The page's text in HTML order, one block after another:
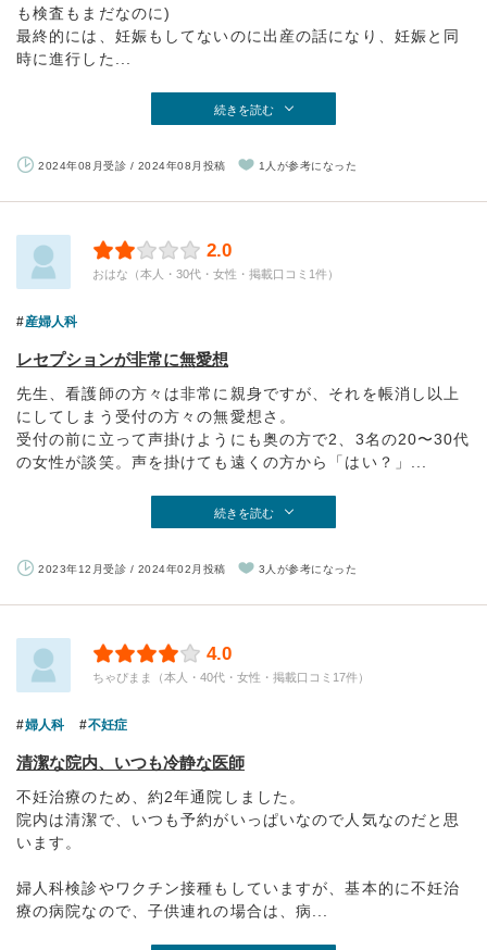
も検査もまだなのに)
最終的には、妊娠もしてないのに出産の話になり、妊娠と同
時に進行した...
続きを読む
2024年08月受診 / 2024年08月投稿 1人が参考になった
2.0
おはな（本人・30代・女性・掲載口コミ1件）
産婦人科
レセプションが非常に無愛想
先生、看護師の方々は非常に親身ですが、それを帳消し以上
にしてしまう受付の方々の無愛想さ。
受付の前に立って声掛けようにも奥の方で2、3名の20〜30代
の女性が談笑。声を掛けても遠くの方から「はい？」...
続きを読む
2023年12月受診 / 2024年02月投稿 3人が参考になった
4.0
ちゃぴまま（本人・40代・女性・掲載口コミ17件）
婦人科 不妊症
清潔な院内、いつも冷静な医師
不妊治療のため、約2年通院しました。
院内は清潔で、いつも予約がいっぱいなので人気なのだと思
います。
婦人科検診やワクチン接種もしていますが、基本的に不妊治
療の病院なので、子供連れの場合は、病...